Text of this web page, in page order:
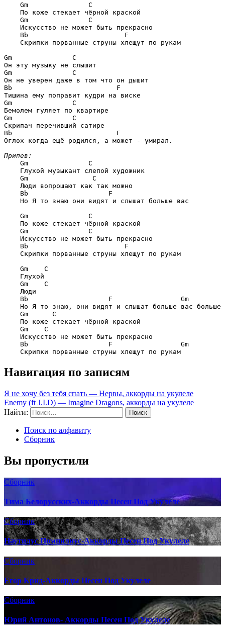
Gm               C
    По коже стекает чёрной краской
Gm               C
    Искусство не может быть прекрасно
Bb                        F
    Скрипки порванные струны хлещут по рукам
Gm               C
Gm               C
Bb                          F
Gm               C
Gm               C
Bb                          F
Оглох когда ещё родился, а может - умирал.
Припев:
Gm               C
    Глухой музыкант слепой художник
Gm                C
    Люди вопрошают как так можно
Bb                    F
    Но Я то знаю они видят и слышат больше вас
Gm               C
    По коже стекает чёрной краской
Gm               C
    Искусство не может быть прекрасно
Bb                        F
    Скрипки порванные струны хлещут по рукам
Gm    C
    Глухой
Gm    C
    Люди
Bb                    F                 Gm
Но Я то знаю, они видят и слышат больше вас больше
Gm      C
    По коже стекает чёрной краской
Gm    C
    Искусство не может быть прекрасно
Bb                    F                 Gm
Навигация по записям
Я не хочу без тебя спать — Нервы, аккорды на укулеле
Enemy (ft J.I.D) — Imagine Dragons, аккорды на укулеле
Найти:
Поиск по алфавиту
Сборник
Вы пропустили
Сборник
Тима Белорусских-Аккорды Песен Под Укулеле
Сборник
Наутилус Помпилиус-Аккорды Песен Под Укулеле
Сборник
Егор Крид-Аккорды Песен Под Укулеле
Сборник
Юрий Антонов- Аккорды Песен Под Укулеле